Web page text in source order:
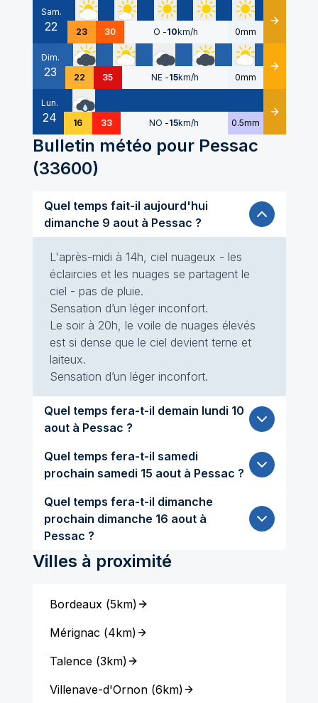
Sam.
22 23 30 O -10km/h 0mm Détails
Dim.
23 22 35 NE -15km/h 0mm Détails
Lun.
24 16 33 NO -15km/h 0.5mm Détails
Bulletin météo pour Pessac
(33600)
Quel temps fait-il aujourd'hui
dimanche 9 aout à Pessac ?
L'après-midi à 14h, ciel nuageux - les
éclaircies et les nuages se partagent le
ciel - pas de pluie.
Sensation d’un léger inconfort.
Le soir à 20h, le voile de nuages élevés
est si dense que le ciel devient terne et
laiteux.
Sensation d’un léger inconfort.
Quel temps fera-t-il demain lundi 10
aout à Pessac ?
Quel temps fera-t-il samedi
prochain samedi 15 aout à Pessac ?
Quel temps fera-t-il dimanche
prochain dimanche 16 aout à
Pessac ?
Villes à proximité
Bordeaux(5km)
Mérignac (4km)
Talence(3km)
Villenave-d'Ornon(6km)